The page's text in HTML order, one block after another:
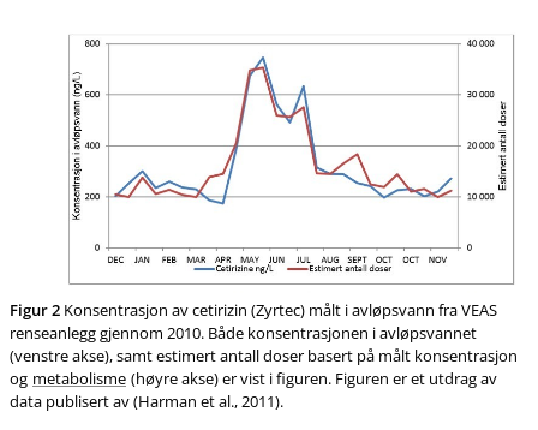
Figur 2 Konsentrasjon av cetirizin (Zyrtec) målt i avløpsvann fra VEAS
renseanlegg gjennom 2010. Både konsentrasjonen i avløpsvannet
(venstre akse), samt estimert antall doser basert på målt konsentrasjon
og metabolisme (høyre akse) er vist i figuren. Figuren er et utdrag av
data publisert av (Harman et al., 2011).